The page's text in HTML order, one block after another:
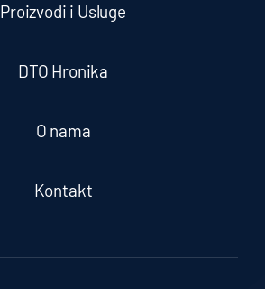
Proizvodi i Usluge
DTO Hronika
O nama
Kontakt